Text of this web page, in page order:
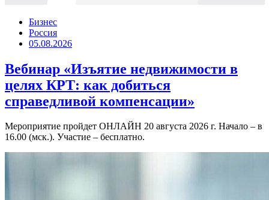
Бизнес
Россия
05.08.2026
Вебинар «Изъятие недвижимости в
целях КРТ: как добиться
справедливой компенсации»
Мероприятие пройдет ОНЛАЙН 20 августа 2026 г. Начало – в
16.00 (мск.). Участие – бесплатно.